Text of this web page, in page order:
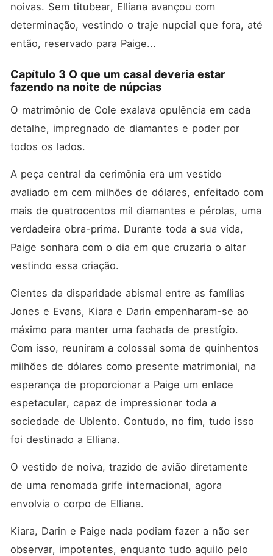
noivas. Sem titubear, Elliana avançou com
determinação, vestindo o traje nupcial que fora, até
então, reservado para Paige...
Capítulo 3 O que um casal deveria estar
fazendo na noite de núpcias
O matrimônio de Cole exalava opulência em cada
detalhe, impregnado de diamantes e poder por
todos os lados.
A peça central da cerimônia era um vestido
avaliado em cem milhões de dólares, enfeitado com
mais de quatrocentos mil diamantes e pérolas, uma
verdadeira obra-prima. Durante toda a sua vida,
Paige sonhara com o dia em que cruzaria o altar
vestindo essa criação.
Cientes da disparidade abismal entre as famílias
Jones e Evans, Kiara e Darin empenharam-se ao
máximo para manter uma fachada de prestígio.
Com isso, reuniram a colossal soma de quinhentos
milhões de dólares como presente matrimonial, na
esperança de proporcionar a Paige um enlace
espetacular, capaz de impressionar toda a
sociedade de Ublento. Contudo, no fim, tudo isso
foi destinado a Elliana.
O vestido de noiva, trazido de avião diretamente
de uma renomada grife internacional, agora
envolvia o corpo de Elliana.
Kiara, Darin e Paige nada podiam fazer a não ser
observar, impotentes, enquanto tudo aquilo pelo